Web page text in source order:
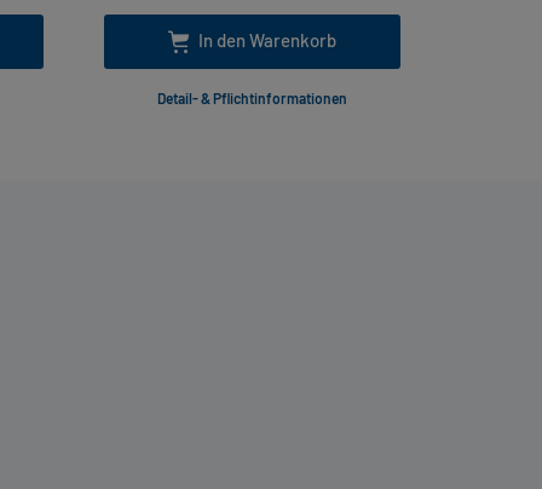
In den Warenkorb
Detail- & Pflichtinformationen